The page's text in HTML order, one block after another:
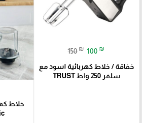
150 ₪ 100 ₪
خفاقة / خلاط كهربائية اسود مع
سلفر 250 واط TRUST
خلاط